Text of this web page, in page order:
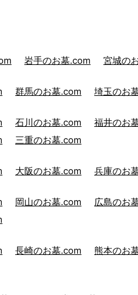
岩手のお墓.com 宮城の
群馬のお墓.com 埼玉のお
石川のお墓.com 福井のお
三重のお墓.com
大阪のお墓.com 兵庫のお
岡山のお墓.com 広島のお
長崎のお墓.com 熊本のお